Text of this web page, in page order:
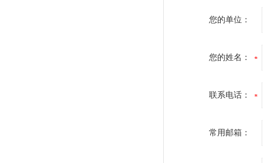
您的单位：
您的姓名：
联系电话：
常用邮箱：